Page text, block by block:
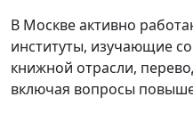
В Москве активно
институты, изучающие
книжной отрасли,
включая вопросы